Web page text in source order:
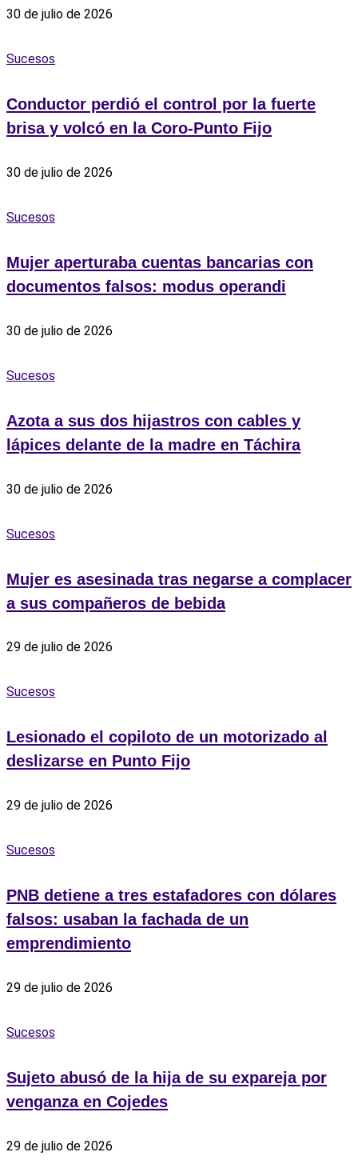
30 de julio de 2026
Sucesos
Conductor perdió el control por la fuerte
brisa y volcó en la Coro-Punto Fijo
30 de julio de 2026
Sucesos
Mujer aperturaba cuentas bancarias con
documentos falsos: modus operandi
30 de julio de 2026
Sucesos
Azota a sus dos hijastros con cables y
lápices delante de la madre en Táchira
30 de julio de 2026
Sucesos
Mujer es asesinada tras negarse a complacer
a sus compañeros de bebida
29 de julio de 2026
Sucesos
Lesionado el copiloto de un motorizado al
deslizarse en Punto Fijo
29 de julio de 2026
Sucesos
PNB detiene a tres estafadores con dólares
falsos: usaban la fachada de un
emprendimiento
29 de julio de 2026
Sucesos
Sujeto abusó de la hija de su expareja por
venganza en Cojedes
29 de julio de 2026